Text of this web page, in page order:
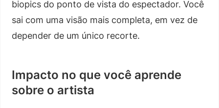
biopics do ponto de vista do espectador. Você
sai com uma visão mais completa, em vez de
depender de um único recorte.
Impacto no que você aprende
sobre o artista